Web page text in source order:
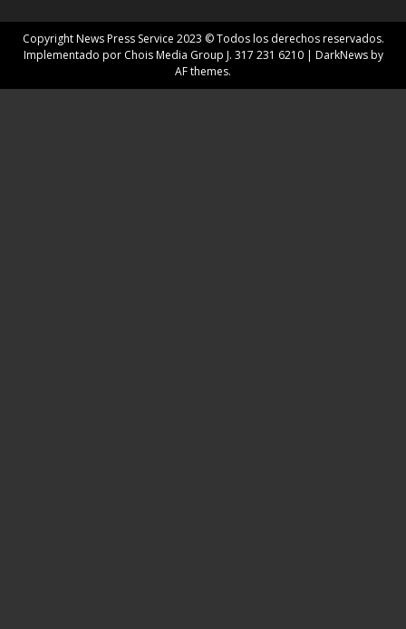
Copyright News Press Service 2023 © Todos los derechos reservados.
Implementado por Chois Media Group J. 317 231 6210 | DarkNewsby
AF themes.